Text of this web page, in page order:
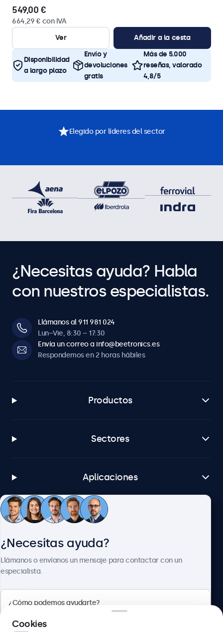
549,00 €
664,29 € con IVA
Ver
Añadir a la cesta
Disponibilidad
a largo plazo
Envío y
devoluciones
gratis
Más de 5.000
reseñas, valorado
4,8/5
Elegido por líderes del sector
¿Necesitas ayuda? Habla
con nuestros especialistas.
Llámanos al 911 981 024
Lun–Vie, 8:30 – 17:30
Envía un correo a info@beetronics.es
Respondemos en 2 horas hábiles
Productos
Sectores
Aplicaciones
Atención al cliente
¿Necesitas ayuda?
Llámanos o envíanos un mensaje para contactar con un
especialista.
Cookies